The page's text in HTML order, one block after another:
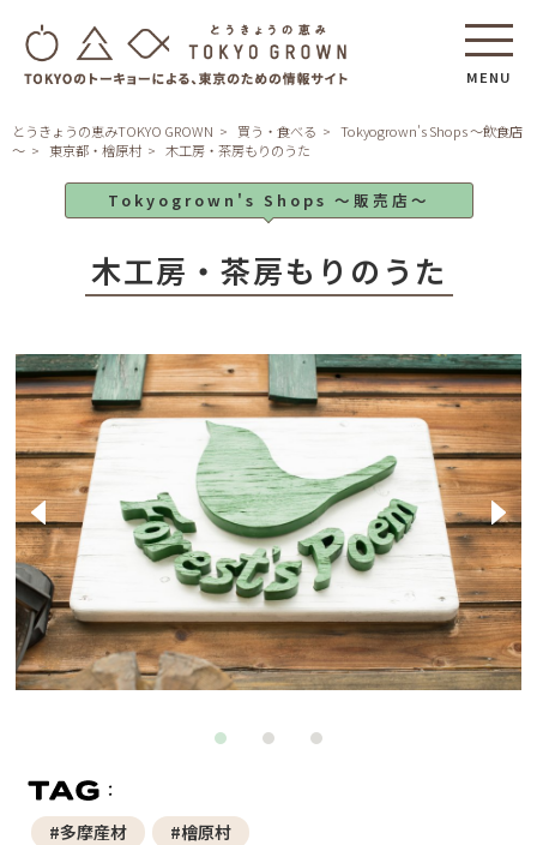
MENU
とうきょうの恵みTOKYO GROWN 買う・食べる
Tokyogrown's Shops ～飲食店
～
東京都・檜原村 木工房・茶房もりのうた
Tokyogrown's Shops ～販売店～
木工房・茶房もりのうた
#多摩産材 #檜原村